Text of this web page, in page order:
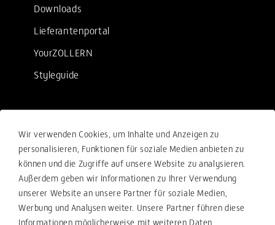
Downloads
Lieferantenportal
YourZOLLERN
Styleguide
Rechtliches
Verkaufsbedingungen
Einkaufsbedingungen
Compliance
Ihre Beschwerde-Meldung
Wir verwenden Cookies, um Inhalte und Anzeigen zu
personalisieren, Funktionen für soziale Medien anbieten zu
können und die Zugriffe auf unsere Website zu analysieren.
Außerdem geben wir Informationen zu Ihrer Verwendung
unserer Website an unsere Partner für soziale Medien,
Werbung und Analysen weiter. Unsere Partner führen diese
Informationen möglicherweise mit weiteren Daten